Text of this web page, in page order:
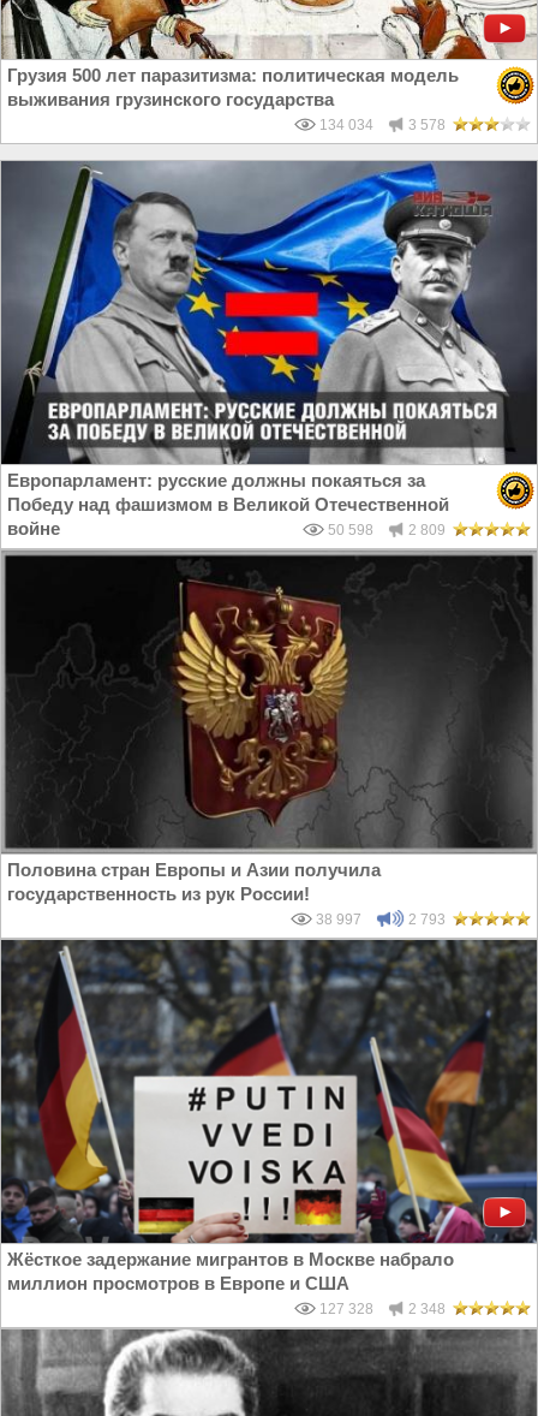
Грузия 500 лет паразитизма: политическая модель
выживания грузинского государства
134 034 3 578
Европарламент: русские должны покаяться за
Победу над фашизмом в Великой Отечественной
войне
50 598 2 809
Половина стран Европы и Азии получила
государственность из рук России!
38 997 2 793
Жёсткое задержание мигрантов в Москве набрало
миллион просмотров в Европе и США
127 328 2 348